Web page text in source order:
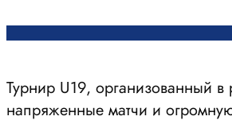
Турнир U19, организованный
напряженные матчи и